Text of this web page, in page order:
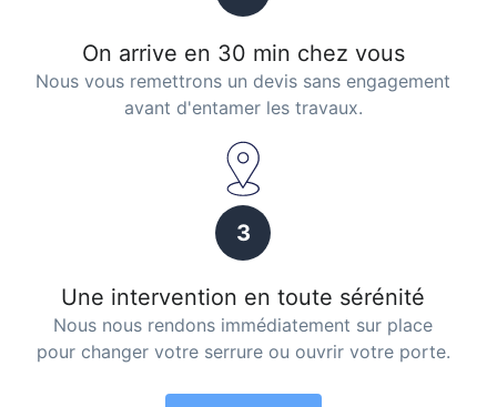
On arrive en 30 min chez vous
Nous vous remettrons un devis sans engagement
avant d'entamer les travaux.
3
Une intervention en toute sérénité
Nous nous rendons immédiatement sur place
pour changer votre serrure ou ouvrir votre porte.